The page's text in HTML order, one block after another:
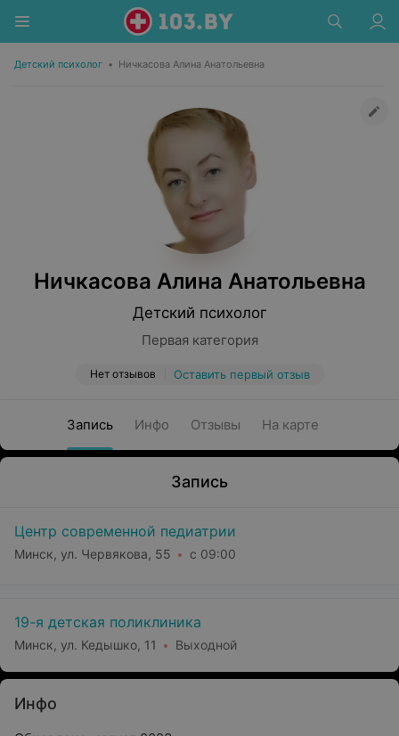
Детский психолог • Ничкасова Алина Анатольевна
Ничкасова Алина Анатольевна
Детский психолог
Первая категория
Нет отзывов Оставить первый отзыв
Запись Инфо Отзывы На карте
Запись
Центр современной педиатрии
Минск, ул. Червякова, 55 с 09:00
19-я детская поликлиника
Минск, ул. Кедышко, 11 Выходной
Инфо